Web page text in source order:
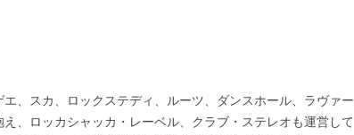
、スカ、ロックステディ、ルーツ、ダンスホール、ラヴァー
、ロッカシャッカ・レーベル、クラブ・ステレオも運営して